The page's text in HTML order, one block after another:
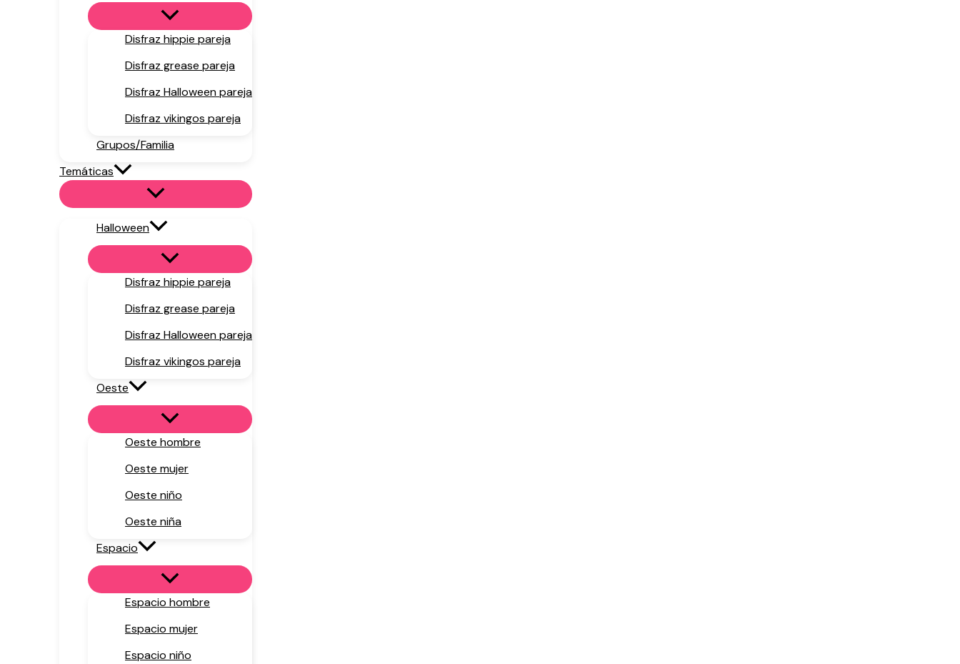
Disfraz hippie pareja
Disfraz grease pareja
Disfraz Halloween pareja
Disfraz vikingos pareja
Grupos/Familia
Temáticas
Halloween
Disfraz hippie pareja
Disfraz grease pareja
Disfraz Halloween pareja
Disfraz vikingos pareja
Oeste
Oeste hombre
Oeste mujer
Oeste niño
Oeste niña
Espacio
Espacio hombre
Espacio mujer
Espacio niño